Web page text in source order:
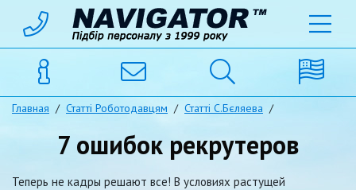
Главная / Статті Роботодавцям / Статті С.Бєляева /
7 ошибок рекрутеров
Теперь не кадры решают все! В условиях растущей